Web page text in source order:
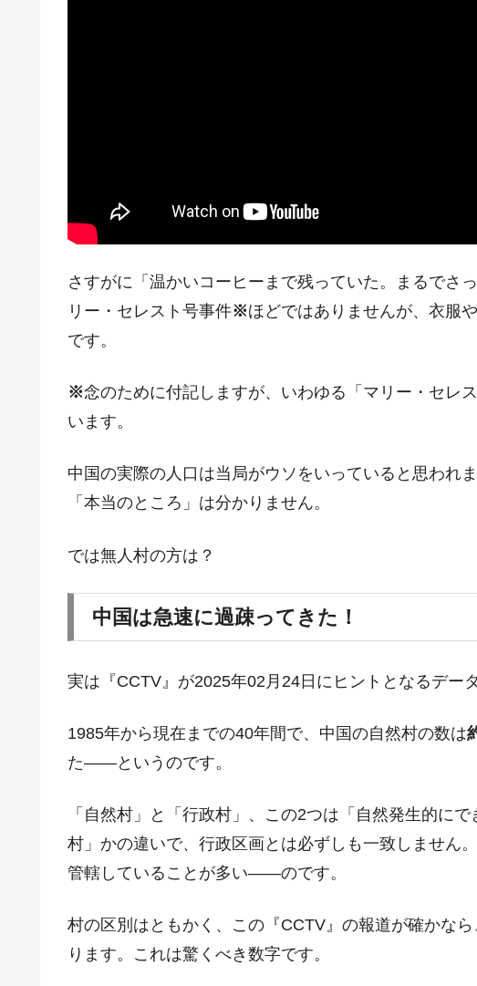
Fact1 奇跡の毛色「白毛馬」とは？
Fact1 全て勝つといくら？ 競馬GI競走で勝利騎手がもらえる
Fact1 平成仮面ライダーの意外すぎるモチーフとは？
Fact1 発表から2日で大崩壊、鳴かず飛ばずに終わりそうなス
Fact1
Fact1
さすがに「温かいコーヒーまで残っていた。まるでさ
リー・セレスト号事件※ほどではありませんが、衣服
です。
※念のために付記しますが、いわゆる「マリー・セレ
います。
中国の実際の人口は当局がウソをいっていると思われ
「本当のところ」は分かりません。
では無人村の方は？
中国は急速に過疎ってきた！
実は『CCTV』が2025年02月24日にヒントとなるデー
1985年から現在までの40年間で、中国の自然村の数は
た――というのです。
「自然村」と「行政村」、この2つは「自然発生的に
村」かの違いで、行政区画とは必ずしも一致しません
管轄していることが多い――のです。
村の区別はともかく、この『CCTV』の報道が確かな
ります。これは驚くべき数字です。